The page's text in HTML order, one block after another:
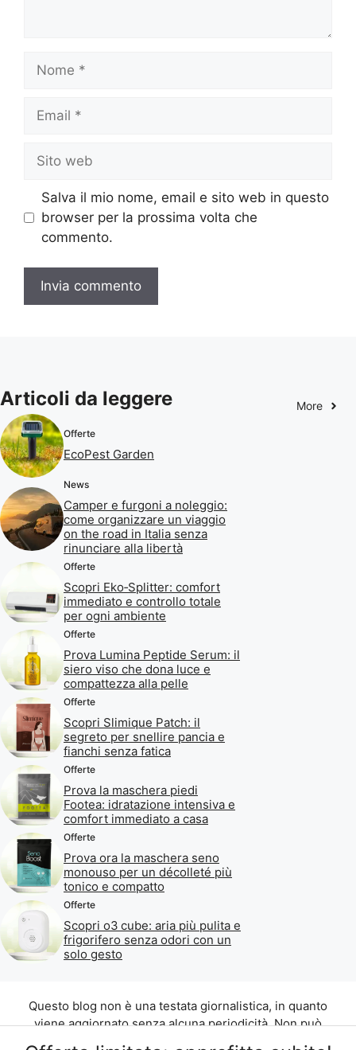
web
Salva il mio nome, email e sito web in questo
browser per la prossima volta che
commento.
Articoli da leggere More
Offerte
EcoPest Garden
News
Camper e furgoni a noleggio:
come organizzare un viaggio
on the road in Italia senza
rinunciare alla libertà
Offerte
Scopri Eko‑Splitter: comfort
immediato e controllo totale
per ogni ambiente
Offerte
Prova Lumina Peptide Serum: il
siero viso che dona luce e
compattezza alla pelle
Offerte
Scopri Slimique Patch: il
segreto per snellire pancia e
fianchi senza fatica
Offerte
Prova la maschera piedi
Footea: idratazione intensiva e
comfort immediato a casa
Offerte
Prova ora la maschera seno
monouso per un décolleté più
tonico e compatto
Offerte
Scopri o3 cube: aria più pulita e
frigorifero senza odori con un
solo gesto
Questo blog non è una testata giornalistica, in quanto
viene aggiornato senza alcuna periodicità. Non può
pertanto considerarsi un prodotto editoriale ai sensi